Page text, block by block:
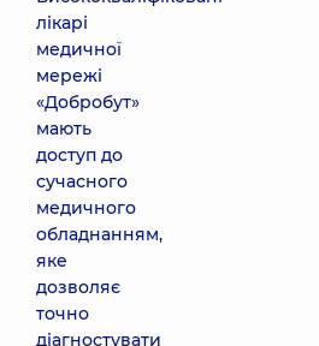
лікарі
медичної
мережі
«Добробут»
мають
доступ до
сучасного
медичного
обладнанням,
яке
дозволяє
точно
діагностувати